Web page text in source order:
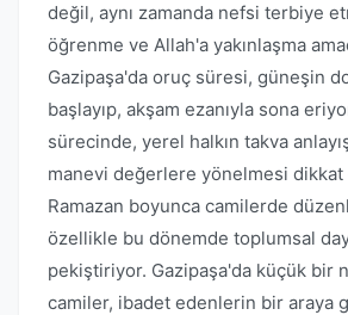
değil, aynı zamanda nefsi terbiye
öğrenme ve Allah'a yakınlaşma
Gazipaşa'da oruç süresi, güneşin
başlayıp, akşam ezanıyla sona
sürecinde, yerel halkın takva
manevi değerlere yönelmesi dikkat
Ramazan boyunca camilerde
özellikle bu dönemde toplumsal
pekiştiriyor. Gazipaşa'da küçük bir
camiler, ibadet edenlerin bir araya